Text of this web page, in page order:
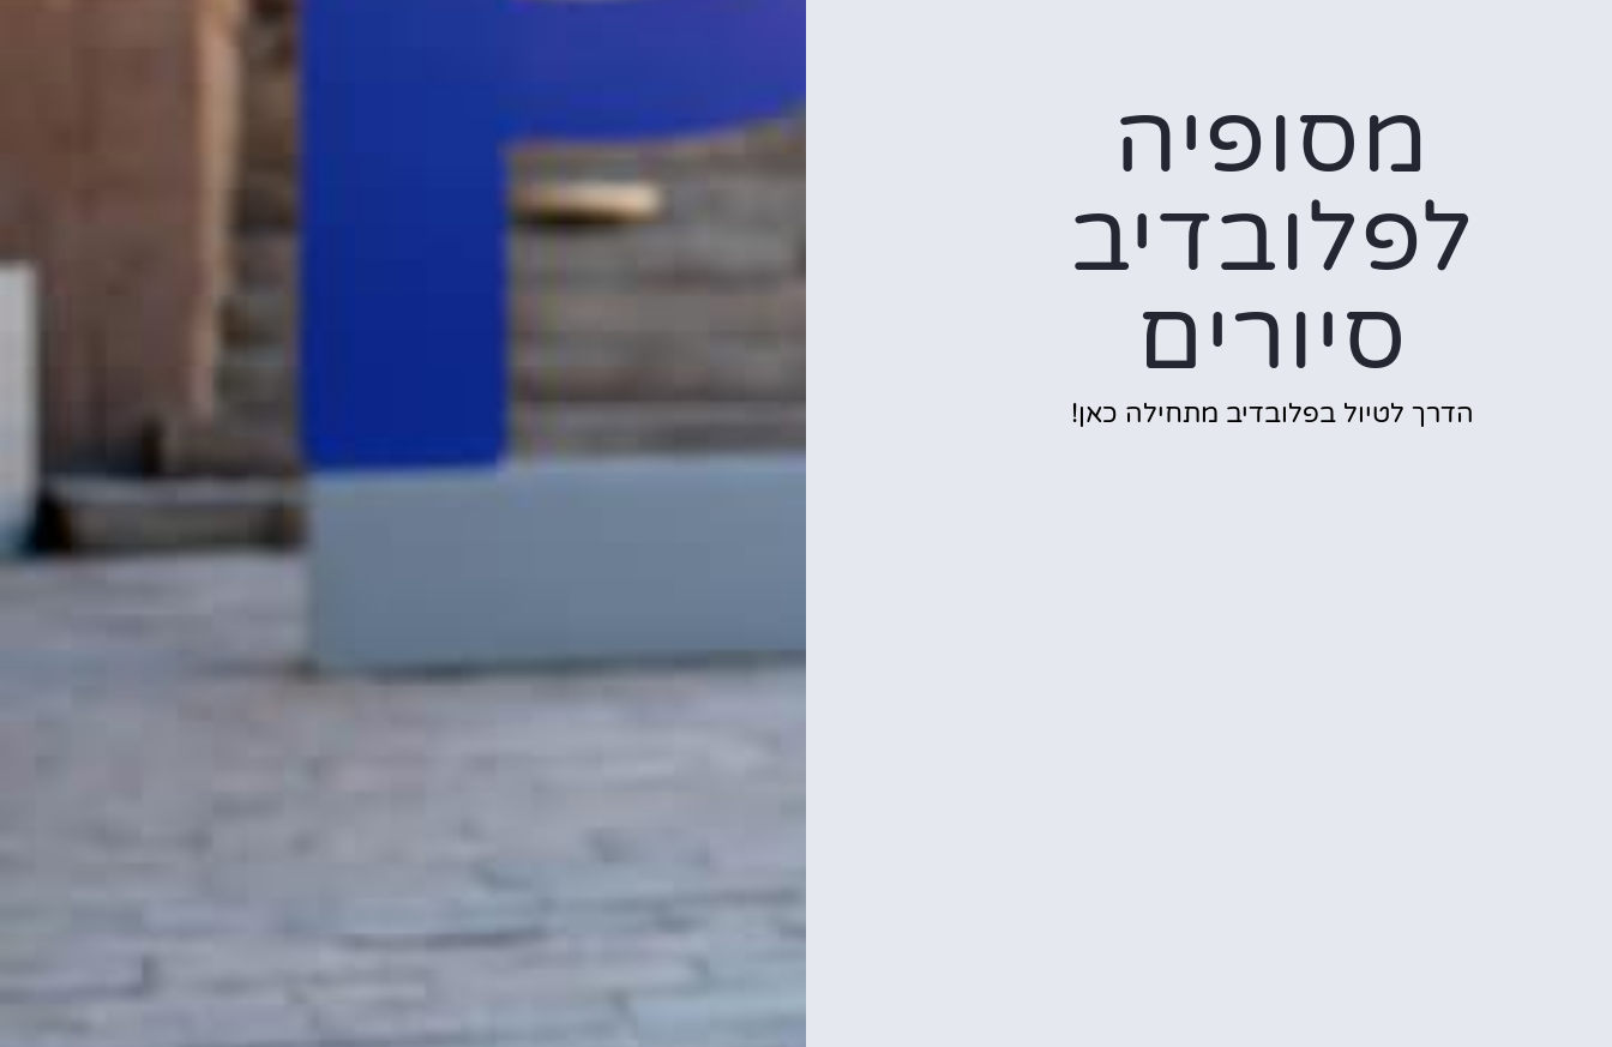
מסופיה
לפלובדיב
סיורים
הדרך לטיול בפלובדיב מתחילה כאן!